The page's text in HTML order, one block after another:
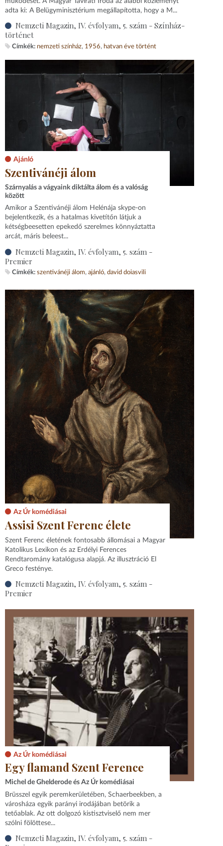
adta ki: A Belügyminisztérium megállapította, hogy a M...
Nemzeti Magazin, IV. évfolyam, 5. szám - Színház-
történet
Címkék: nemzeti színház 1956 hatvan éve történt
Ajánló
Szentivánéji álom
Szárnyalás a vágyaink diktálta álom és a valóság
között
Amikor a Szentivánéji álom Helénája skype-on
bejelentkezik, és a hatalmas kivetítőn látjuk a
kétségbeesetten epekedő szerelmes könnyáztatta
arcát, máris beleest...
Nemzeti Magazin, IV. évfolyam, 5. szám -
Premier
Címkék: szentivánéji álom ajánló david doiasvili
Az Úr komédiásai
Assisi Szent Ferenc élete
Szent Ferenc életének fontosabb állomásai a Magyar
Katolikus Lexikon és az Erdélyi Ferences
Rendtaromány katalógusa alapjá. Az illusztráció El
Greco festénye.
Nemzeti Magazin, IV. évfolyam, 5. szám -
Premier
Az Úr komédiásai
Egy flamand Szent Ference
Michel de Ghelderode és Az Úr komédiásai
Brüsszel egyik peremkerületében, Schaerbeekben, a
városháza egyik parányi irodájában betörik a
tetőablak. Az ott dolgozó kistisztviselő nem mer
szólni fölöttese...
Nemzeti Magazin, IV. évfolyam, 5. szám -